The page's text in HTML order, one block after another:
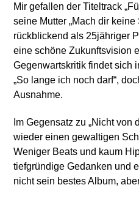
Mir gefallen der Titeltrack
seine Mutter „Mach dir keine
rückblickend als 25jähriger
eine schöne Zukunftsvision
Gegenwartskritik findet sich
„So lange ich noch darf“,
Ausnahme.
Im Gegensatz zu „Nicht von
wieder einen gewaltigen
Weniger Beats und kaum
tiefgründige Gedanken und
nicht sein bestes Album,